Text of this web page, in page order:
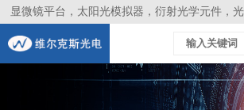
显微镜平台，太阳光模拟器，衍射光学元件，
谱仪，生物激光器，光束分析仪，Layertec